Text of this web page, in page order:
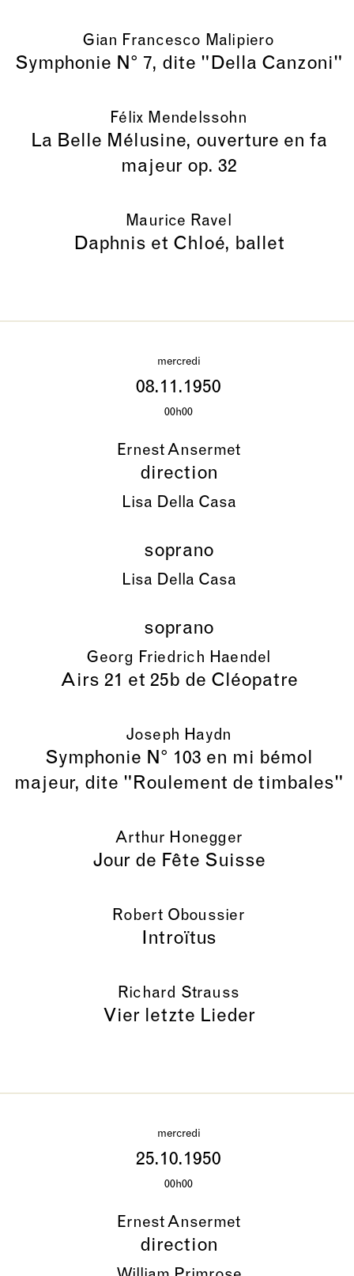
Gian Francesco Malipiero
Symphonie N° 7, dite "Della Canzoni"
Félix Mendelssohn
La Belle Mélusine, ouverture en fa
majeur op. 32
Maurice Ravel
Daphnis et Chloé, ballet
mercredi
08.11.1950
00h00
Ernest Ansermet
direction
Lisa Della Casa
soprano
Lisa Della Casa
soprano
Georg Friedrich Haendel
Airs 21 et 25b de Cléopatre
Joseph Haydn
Symphonie N° 103 en mi bémol
majeur, dite "Roulement de timbales"
Arthur Honegger
Jour de Fête Suisse
Robert Oboussier
Introïtus
Richard Strauss
Vier letzte Lieder
mercredi
25.10.1950
00h00
Ernest Ansermet
direction